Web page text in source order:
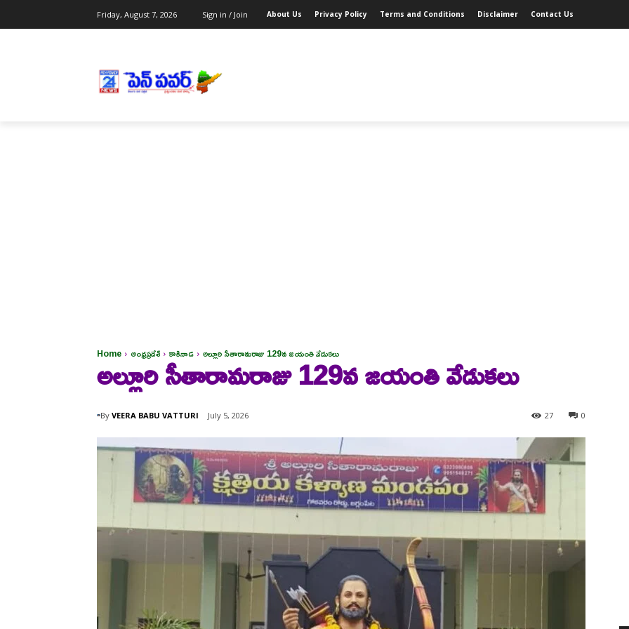
Friday, August 7, 2026 Sign in / Join About Us Privacy Policy Terms and Conditions Disclaimer Contact Us
Home ఆంధ్రప్రదేశ్ కాకినాడ అల్లూరి సీతారామరాజు 129వ జయంతి వేడుకలు
అల్లూరి సీతారామరాజు 129వ జయంతి వేడుకలు
By VEERA BABU VATTURI July 5, 2026 0
27